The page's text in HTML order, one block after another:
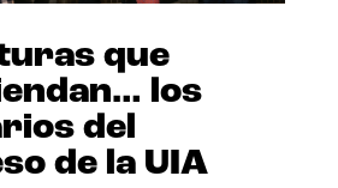
que
los
del
de la UIA